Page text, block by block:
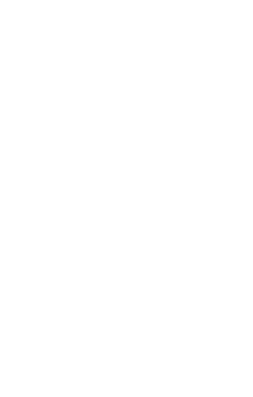
и комиссиями за копи-трейдинг
информацию и т. д.